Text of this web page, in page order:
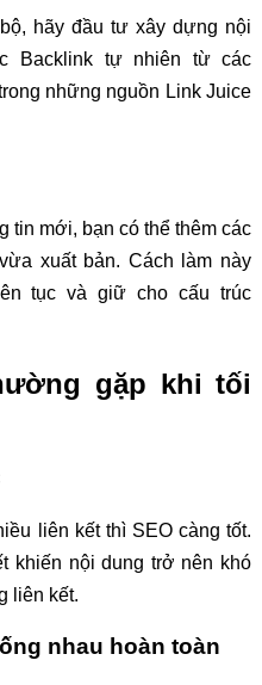
hãy đầu tư xây dựng nội
Backlink tự nhiên từ các
những nguồn Link Juice
tin mới, bạn có thể thêm các
xuất bản. Cách làm này
tục và giữ cho cấu trúc
gặp khi tối
liên kết thì SEO càng tốt.
khiến nội dung trở nên khó
liên kết.
nhau hoàn toàn